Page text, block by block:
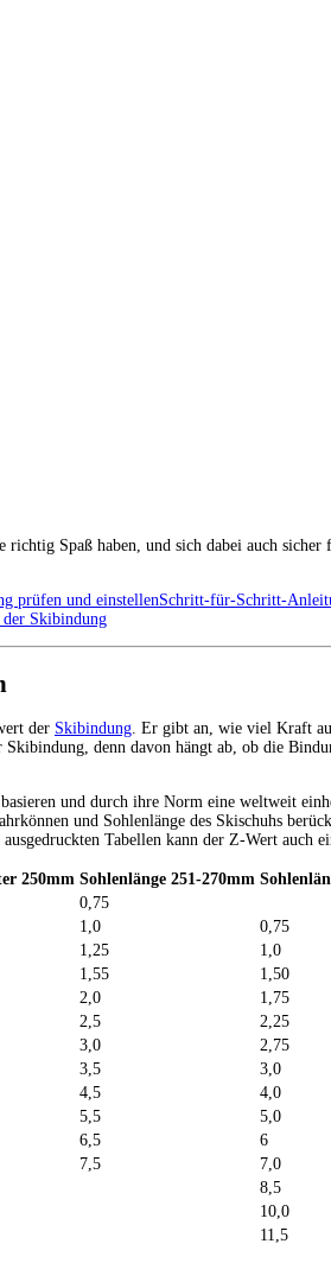
Spaß haben, und sich dabei auch sicher
prüfen und einstellenSchritt-für-Schritt-
Skibindung
der Skibindung. Er gibt an, wie viel Kraft
denn davon hängt ab, ob die
und durch ihre Norm eine weltweit
und Sohlenlänge des Skischuhs
Tabellen kann der Z-Wert
250mm Sohlenlänge 251-270mm
0,75
1,0
0,75
1,25
1,0
1,55 1,50
2,0 1,75
2,5 2,25
3,0 2,75
3,5 3,0
4,5 4,0
5,5 5,0
6,5 6
7,5 7,0
8,5
10,0
11,5